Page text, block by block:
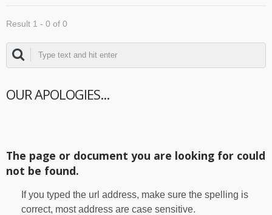
Result 1 - 0 of 0
OUR APOLOGIES...
The page or document you are looking for could
not be found.
If you typed the url address, make sure the spelling is
correct, most address are case sensitive.